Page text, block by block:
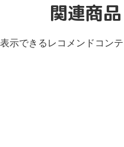
関連商品
表示できるレコメンドコン